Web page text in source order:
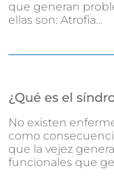
que generan
ellas son: Atrofia…
¿Qué es el
No existen
como
que la vejez
funcionales que